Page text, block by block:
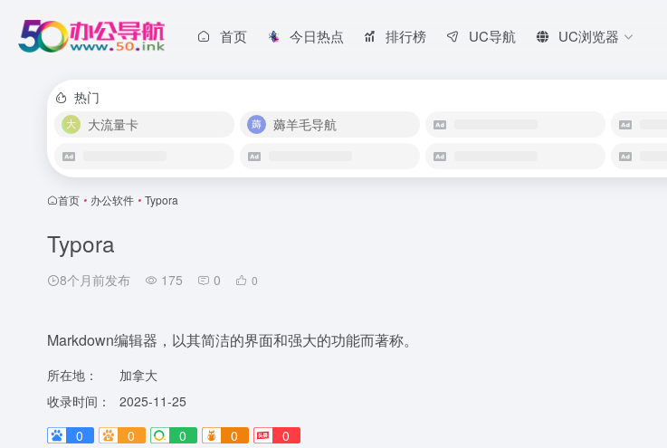
首页 今日热点 排行榜 UC导航 UC浏览器
热门
大流量卡
薅羊毛导航
首页 • 办公软件 • Typora
Typora
8个月前发布 175 0 0
Markdown编辑器，以其简洁的界面和强大的功能而著称。
所在地：
加拿大
收录时间：
2025-11-25
0
0 0 0 0